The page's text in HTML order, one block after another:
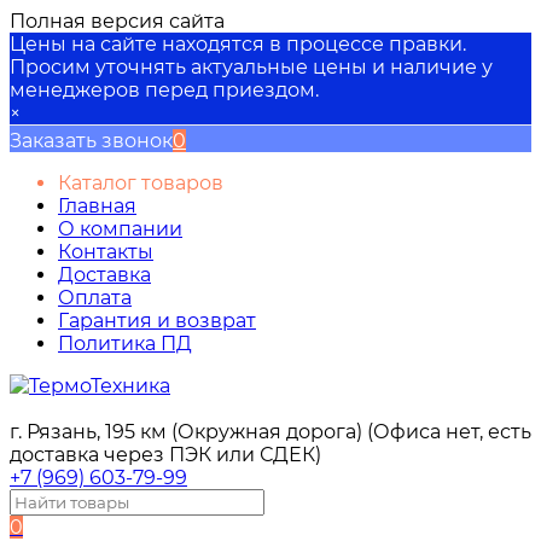
Полная версия сайта
Цены на сайте находятся в процессе правки.
Просим уточнять актуальные цены и наличие у
менеджеров перед приездом.
×
Заказать звонок0
Каталог товаров
Главная
О компании
Контакты
Доставка
Оплата
Гарантия и возврат
Политика ПД
г. Рязань, 195 км (Окружная дорога) (Офиса нет, есть
доставка через ПЭК или СДЕК)
+7 (969) 603-79-99
0